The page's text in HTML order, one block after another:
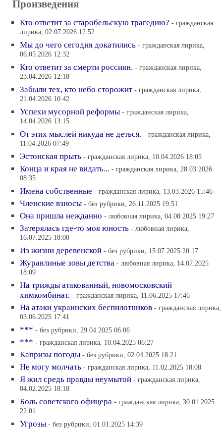
Произведения
Кто ответит за старобельскую трагедию? - гражданская
лирика, 02.07.2026 12:52
Мы до чего сегодня докатились - гражданская лирика,
06.05.2026 12:32
Кто ответит за смерти россиян. - гражданская лирика,
23.04.2026 12:18
Забыли тех, кто небо сторожит - гражданская лирика,
21.04.2026 10:42
Успехи мусорной реформы - гражданская лирика,
14.04.2026 13:15
От этих мыслей никуда не деться. - гражданская лирика,
11.04.2026 07:49
Эстонская прыть - гражданская лирика, 10.04.2026 18:05
Конца и края не видать... - гражданская лирика, 28.03.2026
08:35
Имена собственные - гражданская лирика, 13.03.2026 15:46
Членские взносы - без рубрики, 26.11.2025 19:51
Она пришла нежданно - любовная лирика, 04.08.2025 19:27
Затерялась где-то моя юность - любовная лирика,
16.07.2025 18:00
Из жизни деревенской - без рубрики, 15.07.2025 20:17
Журавлиные зовы детства - любовная лирика, 14.07.2025
18:09
На трижды атакованный, новомосковский
химкомбинат. - гражданская лирика, 11.06.2025 17:46
На атаки украинских беспилотников - гражданская лирика,
03.06.2025 17:41
*** - без рубрики, 29.04.2025 06:06
*** - гражданская лирика, 10.04.2025 06:27
Капризы погоды - без рубрики, 02.04.2025 18:21
Не могу молчать - гражданская лирика, 11.02.2025 18:08
Я жил средь правды неумытой - гражданская лирика,
04.02.2025 18:18
Боль советского офицера - гражданская лирика, 30.01.2025
22:01
Угрозы - без рубрики, 01.01.2025 14:39